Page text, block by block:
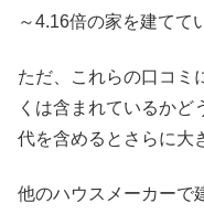
～4.16倍の家を建てて
ただ、これらの口コミ
くは含まれているかど
代を含めるとさらに大
他のハウスメーカーで